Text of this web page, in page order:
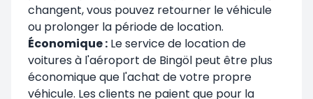
changent, vous pouvez retourner le véhicule
ou prolonger la période de location.
Économique : Le service de location de
voitures à l'aéroport de Bingöl peut être plus
économique que l'achat de votre propre
véhicule. Les clients ne paient que pour la